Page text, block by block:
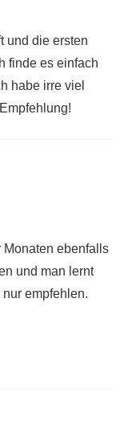
und die ersten
finde es einfach
habe irre viel
Monaten ebenfalls
und man lernt
empfehlen.